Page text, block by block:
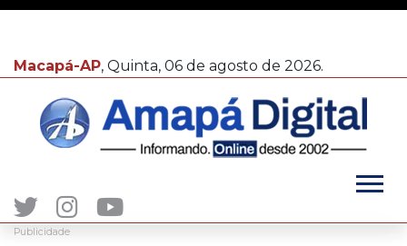
Macapá-AP, Quinta, 06 de agosto de 2026.
Publicidade